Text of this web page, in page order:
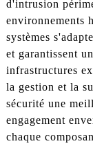
d'intrusion
environnements
systèmes
et garantissent
infrastructures
la gestion et la
sécurité une
engagement
chaque